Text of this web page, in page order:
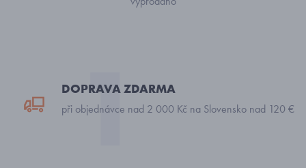
DOPRAVA ZDARMA
při objednávce nad 2 000 Kč na Slovensko nad 120 €